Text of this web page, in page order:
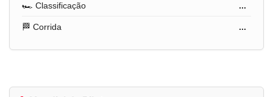
🏎️ Classificação ...
🏁 Corrida ...